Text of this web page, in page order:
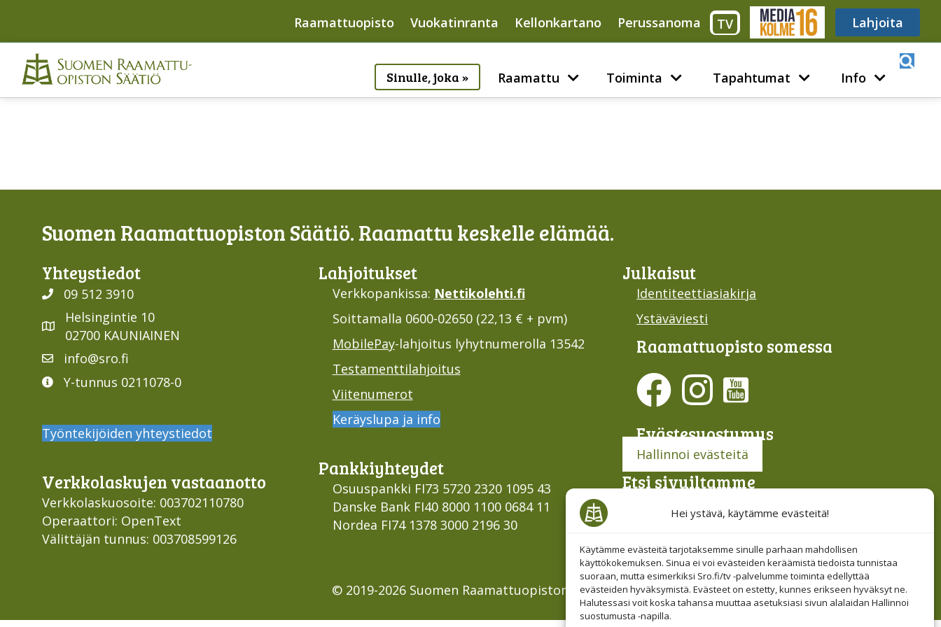
Hei ystävä, käytämme evästeitä!
Käytämme evästeitä tarjotaksemme sinulle parhaan mahdollisen
käyttökokemuksen. Sinua ei voi evästeiden keräämistä tiedoista tunnistaa
suoraan, mutta esimerkiksi Sro.fi/tv -palvelumme toiminta edellyttää
evästeiden hyväksymistä. Evästeet on estetty, kunnes erikseen hyväksyt ne.
Halutessasi voit koska tahansa muuttaa asetuksiasi sivun alalaidan Hallinnoi
suostumusta -napilla.
Raamattuopisto Vuokatinranta Kellonkartano Perussanoma TV Media316 Lahjoita
Sinulle, joka » Raamattu Toiminta Tapahtumat Info
Suomen Raamattuopiston Säätiö. Raamattu keskelle elämää.
Yhteys­tiedot
09 512 3910
Helsingintie 10
02700 KAUNIAINEN
info@sro.fi
Y-tunnus 0211078-0
Työntekijöiden yhteystiedot
Verkko­laskujen vastaan­otto
Verkkolaskuosoite: 003702110780
Operaattori: OpenText
Välittäjän tunnus: 003708599126
Lahjoi­tukset
Verkkopankissa: Nettikolehti.fi
Soittamalla 0600-02650 (22,13 € + pvm)
MobilePay-lahjoitus lyhytnumerolla 13542
Testamenttilahjoitus
Viitenumerot
Keräyslupa ja info
Pankki­yhteydet
Osuuspankki FI73 5720 2320 1095 43
Danske Bank FI40 8000 1100 0684 11
Nordea FI74 1378 3000 2196 30
Julkaisut
Identiteettiasiakirja
Ystäväviesti
Raamattu­opisto somessa
Evästesuostumus
Hallinnoi evästeitä
Etsi sivuiltamme
© 2019-2026 Suomen Raamattuopiston Säätiö